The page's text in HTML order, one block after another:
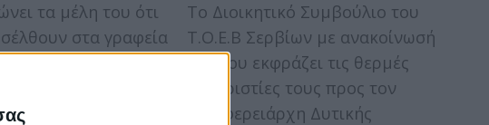
τα μέλη του ότι
στα γραφεία
Το Διοικητικό Συμβούλιο του
Τ.Ο.Ε.Β Σερβίων με ανακοίνωσή
του του εκφράζει τις θερμές
ευχαριστίες τους προς τον
Περιφερειάρχη Δυτικής